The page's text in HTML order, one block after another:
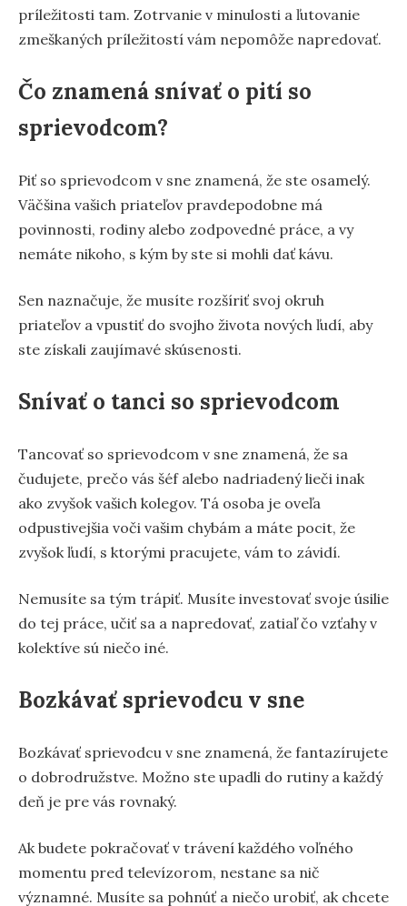
príležitosti tam. Zotrvanie v minulosti a ľutovanie
zmeškaných príležitostí vám nepomôže napredovať.
Čo znamená snívať o pití so
sprievodcom?
Piť so sprievodcom v sne znamená, že ste osamelý.
Väčšina vašich priateľov pravdepodobne má
povinnosti, rodiny alebo zodpovedné práce, a vy
nemáte nikoho, s kým by ste si mohli dať kávu.
Sen naznačuje, že musíte rozšíriť svoj okruh
priateľov a vpustiť do svojho života nových ľudí, aby
ste získali zaujímavé skúsenosti.
Snívať o tanci so sprievodcom
Tancovať so sprievodcom v sne znamená, že sa
čudujete, prečo vás šéf alebo nadriadený lieči inak
ako zvyšok vašich kolegov. Tá osoba je oveľa
odpustivejšia voči vašim chybám a máte pocit, že
zvyšok ľudí, s ktorými pracujete, vám to závidí.
Nemusíte sa tým trápiť. Musíte investovať svoje úsilie
do tej práce, učiť sa a napredovať, zatiaľ čo vzťahy v
kolektíve sú niečo iné.
Bozkávať sprievodcu v sne
Bozkávať sprievodcu v sne znamená, že fantazírujete
o dobrodružstve. Možno ste upadli do rutiny a každý
deň je pre vás rovnaký.
Ak budete pokračovať v trávení každého voľného
momentu pred televízorom, nestane sa nič
významné. Musíte sa pohnúť a niečo urobiť, ak chcete